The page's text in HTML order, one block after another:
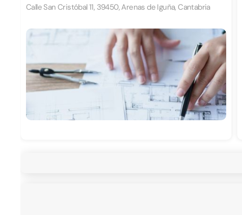
Calle San Cristóbal 11, 39450, Arenas de Iguña, Cantabria